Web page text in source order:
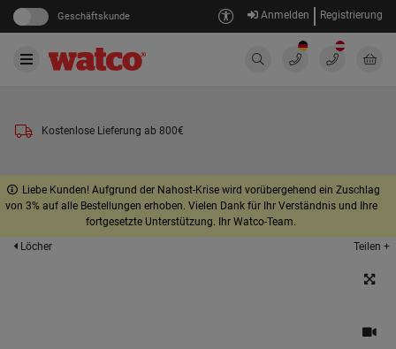
Geschäftskunde Anmelden Registrierung
Kostenlose Lieferung ab 800€
Liebe Kunden! Aufgrund der Nahost-Krise wird vorübergehend ein Zuschlag
von 3% auf alle Bestellungen erhoben. Vielen Dank für Ihr Verständnis und Ihre
fortgesetzte Unterstützung. Ihr Watco-Team.
Löcher
Teilen +